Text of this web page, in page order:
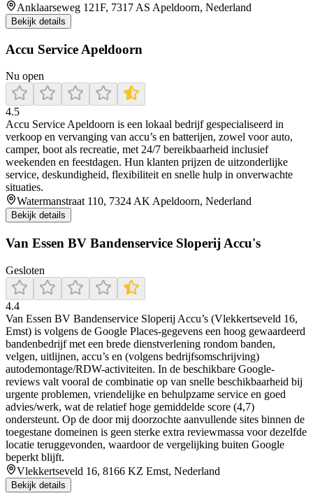
Anklaarseweg 121F, 7317 AS Apeldoorn, Nederland
Bekijk details
Accu Service Apeldoorn
Nu open
4.5
Accu Service Apeldoorn is een lokaal bedrijf gespecialiseerd in
verkoop en vervanging van accu’s en batterijen, zowel voor auto,
camper, boot als recreatie, met 24/7 bereikbaarheid inclusief
weekenden en feestdagen. Hun klanten prijzen de uitzonderlijke
service, deskundigheid, flexibiliteit en snelle hulp in onverwachte
situaties.
Watermanstraat 110, 7324 AK Apeldoorn, Nederland
Bekijk details
Van Essen BV Bandenservice Sloperij Accu's
Gesloten
4.4
Van Essen BV Bandenservice Sloperij Accu’s (Vlekkertseveld 16,
Emst) is volgens de Google Places-gegevens een hoog gewaardeerd
bandenbedrijf met een brede dienstverlening rondom banden,
velgen, uitlijnen, accu’s en (volgens bedrijfsomschrijving)
autodemontage/RDW-activiteiten. In de beschikbare Google-
reviews valt vooral de combinatie op van snelle beschikbaarheid bij
urgente problemen, vriendelijke en behulpzame service en goed
advies/werk, wat de relatief hoge gemiddelde score (4,7)
ondersteunt. Op de door mij doorzochte aanvullende sites binnen de
toegestane domeinen is geen sterke extra reviewmassa voor dezelfde
locatie teruggevonden, waardoor de vergelijking buiten Google
beperkt blijft.
Vlekkertseveld 16, 8166 KZ Emst, Nederland
Bekijk details